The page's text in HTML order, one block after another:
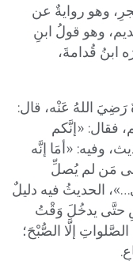
وهو روايةٌ عن
وهو قولُ ابنِ
ابنُ قُدامةَ،
رَضِيَ اللهُ عَنْه، قال:
فقال: «إنَّكم
وفيه: «أمَا إنَّه
مَن لم يُصلِّ
الحديثُ فيه دليلٌ
حتَّى يدخُلَ وَقْتُ
إلَّا الصُّبْحَ؛